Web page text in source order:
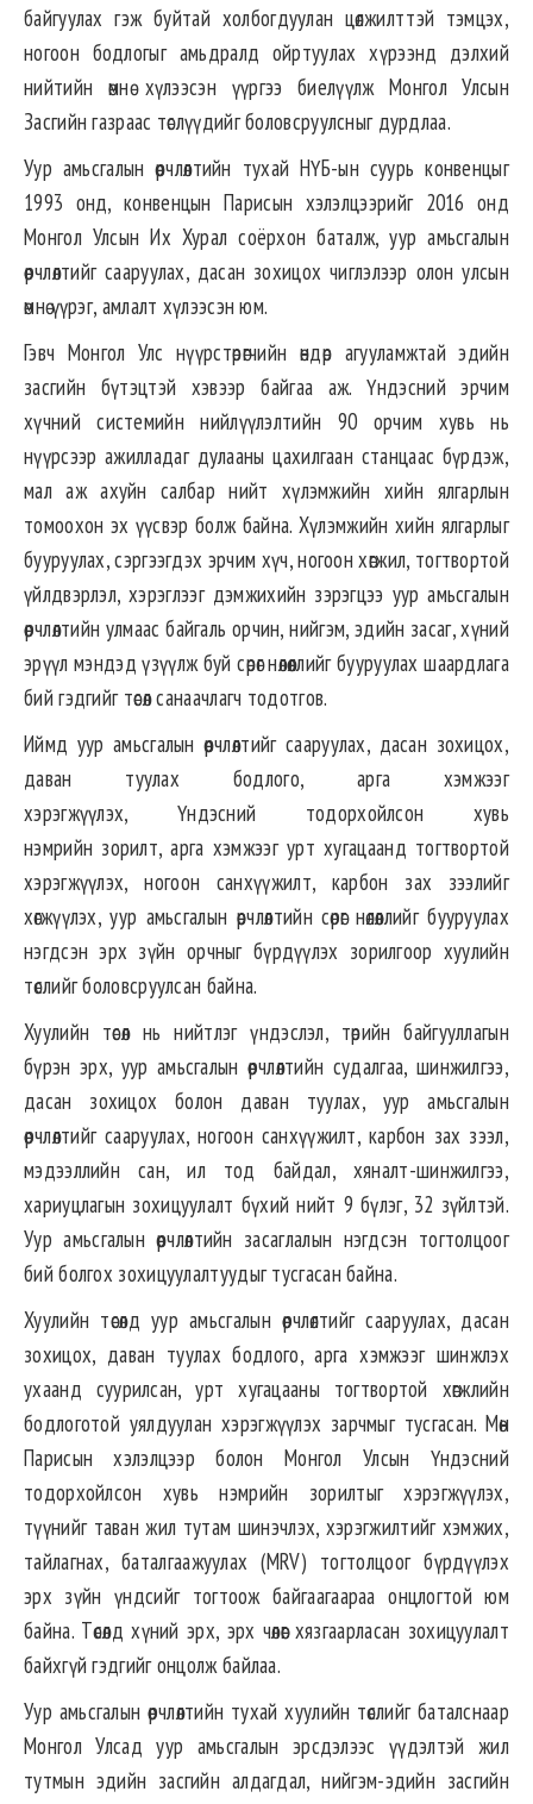
байгуулах гэж буйтай холбогдуулан цөлжилттэй тэмцэх,
ногоон бодлогыг амьдралд ойртуулах хүрээнд дэлхий
нийтийн өмнө хүлээсэн үүргээ биелүүлж Монгол Улсын
Засгийн газраас төслүүдийг боловсруулсныг дурдлаа.
Уур амьсгалын өөрчлөлтийн тухай НҮБ-ын суурь конвенцыг
1993 онд, конвенцын Парисын хэлэлцээрийг 2016 онд
Монгол Улсын Их Хурал соёрхон баталж, уур амьсгалын
өөрчлөлтийг сааруулах, дасан зохицох чиглэлээр олон улсын
өмнө үүрэг, амлалт хүлээсэн юм.
Гэвч Монгол Улс нүүрстөрөгчийн өндөр агууламжтай эдийн
засгийн бүтэцтэй хэвээр байгаа аж. Үндэсний эрчим
хүчний системийн нийлүүлэлтийн 90 орчим хувь нь
нүүрсээр ажилладаг дулааны цахилгаан станцаас бүрдэж,
мал аж ахуйн салбар нийт хүлэмжийн хийн ялгарлын
томоохон эх үүсвэр болж байна. Хүлэмжийн хийн ялгарлыг
бууруулах, сэргээгдэх эрчим хүч, ногоон хөгжил, тогтвортой
үйлдвэрлэл, хэрэглээг дэмжихийн зэрэгцээ уур амьсгалын
өөрчлөлтийн улмаас байгаль орчин, нийгэм, эдийн засаг, хүний
эрүүл мэндэд үзүүлж буй сөрөг нөлөөллийг бууруулах шаардлага
бий гэдгийг төсөл санаачлагч тодотгов.
Иймд уур амьсгалын өөрчлөлтийг сааруулах, дасан зохицох,
даван туулах бодлого, арга хэмжээг
хэрэгжүүлэх, Үндэсний тодорхойлсон хувь
нэмрийн зорилт, арга хэмжээг урт хугацаанд тогтвортой
хэрэгжүүлэх, ногоон санхүүжилт, карбон зах зээлийг
хөгжүүлэх, уур амьсгалын өөрчлөлтийн сөрөг нөлөөллийг бууруулах
нэгдсэн эрх зүйн орчныг бүрдүүлэх зорилгоор хуулийн
төслийг боловсруулсан байна.
Хуулийн төсөл нь нийтлэг үндэслэл, төрийн байгууллагын
бүрэн эрх, уур амьсгалын өөрчлөлтийн судалгаа, шинжилгээ,
дасан зохицох болон даван туулах, уур амьсгалын
өөрчлөлтийг сааруулах, ногоон санхүүжилт, карбон зах зээл,
мэдээллийн сан, ил тод байдал, хяналт-шинжилгээ,
хариуцлагын зохицуулалт бүхий нийт 9 бүлэг, 32 зүйлтэй.
Уур амьсгалын өөрчлөлтийн засаглалын нэгдсэн тогтолцоог
бий болгох зохицуулалтуудыг тусгасан байна.
Хуулийн төсөлд уур амьсгалын өөрчлөлтийг сааруулах, дасан
зохицох, даван туулах бодлого, арга хэмжээг шинжлэх
ухаанд суурилсан, урт хугацааны тогтвортой хөгжлийн
бодлоготой уялдуулан хэрэгжүүлэх зарчмыг тусгасан. Мөн
Парисын хэлэлцээр болон Монгол Улсын Үндэсний
тодорхойлсон хувь нэмрийн зорилтыг хэрэгжүүлэх,
түүнийг таван жил тутам шинэчлэх, хэрэгжилтийг хэмжих,
тайлагнах, баталгаажуулах (MRV) тогтолцоог бүрдүүлэх
эрх зүйн үндсийг тогтоож байгаагаараа онцлогтой юм
байна. Төсөлд хүний эрх, эрх чөлөөг хязгаарласан зохицуулалт
байхгүй гэдгийг онцолж байлаа.
Уур амьсгалын өөрчлөлтийн тухай хуулийн төслийг баталснаар
Монгол Улсад уур амьсгалын эрсдэлээс үүдэлтэй жил
тутмын эдийн засгийн алдагдал, нийгэм-эдийн засгийн